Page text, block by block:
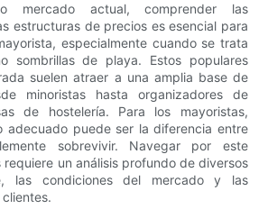
mercado actual, comprender las
estructuras de precios es esencial para
especialmente cuando se trata
sombrillas de playa. Estos populares
suelen atraer a una amplia base de
minoristas hasta organizadores de
de hostelería. Para los mayoristas,
adecuado puede ser la diferencia entre
sobrevivir. Navegar por este
un análisis profundo de diversos
las condiciones del mercado y las